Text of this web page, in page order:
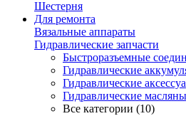
Шестерня
Для ремонта
Вязальные аппараты
Гидравлические запчасти
Быстроразъемные
Гидравлические
Гидравлические
Гидравлические
Все категории (10)